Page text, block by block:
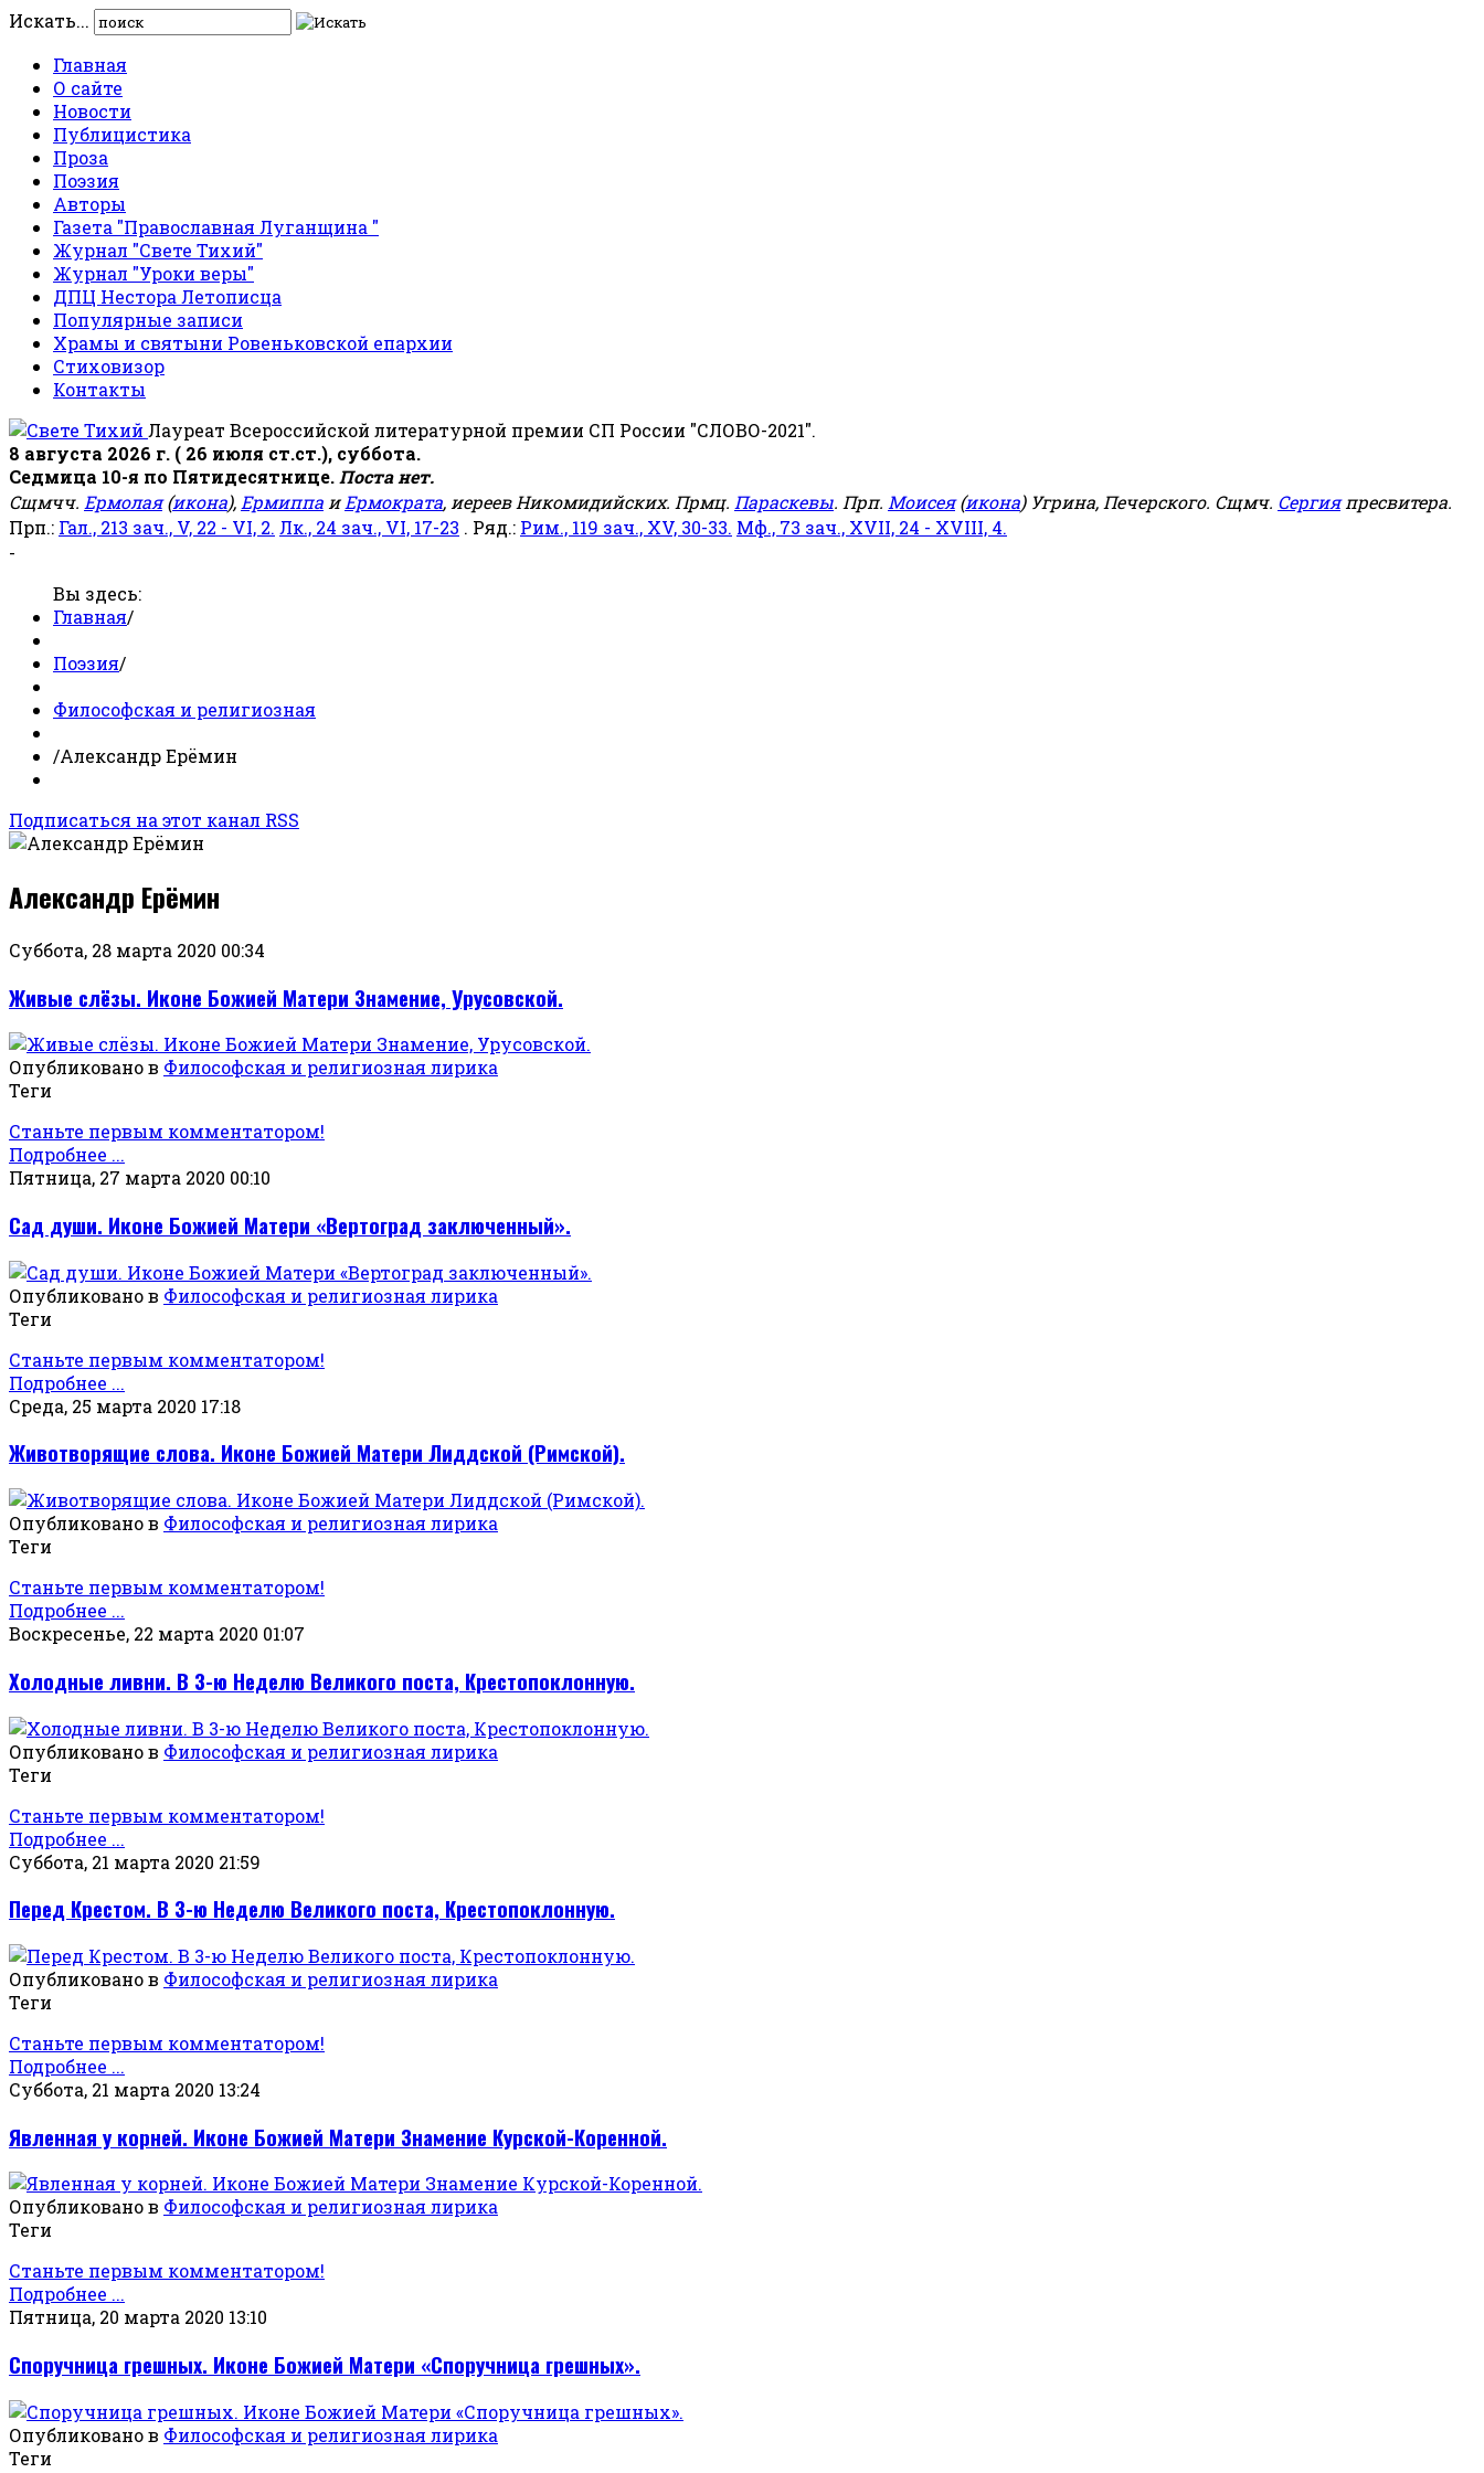
Искать...
Главная
О сайте
Новости
Публицистика
Проза
Поэзия
Авторы
Газета "Православная Луганщина "
Журнал "Свете Тихий"
Журнал "Уроки веры"
ДПЦ Нестора Летописца
Популярные записи
Храмы и святыни Ровеньковской епархии
Стиховизор
Контакты
Лауреат Всероссийской литературной премии СП России "СЛОВО-2021".
8 августа 2026 г. ( 26 июля ст.ст.), суббота.
Седмица 10-я по Пятидесятнице. Поста нет.
Сщмчч. Ермолая(икона), Ермиппа иЕрмократа, иереев Никомидийских. Прмц. Параскевы. Прп. Моисея(икона) Угрина, Печерского. Сщмч. Сергияпресвитера.
Прп.: Гал., 213 зач., V, 22 - VI, 2. Лк., 24 зач., VI, 17-23 . Ряд.: Рим., 119 зач., XV, 30-33. Мф., 73 зач., XVII, 24 - XVIII, 4.
-
Вы здесь:
Главная/
Поэзия/
Философская и религиозная
/Александр Ерёмин
Подписаться на этот канал RSS
Александр Ерёмин
Суббота, 28 марта 2020 00:34
Живые слёзы. Иконе Божией Матери Знамение, Урусовской.
Опубликовано в Философская и религиозная лирика
Теги
Станьте первым комментатором!
Подробнее ...
Пятница, 27 марта 2020 00:10
Сад души. Иконе Божией Матери «Вертоград заключенный».
Опубликовано в Философская и религиозная лирика
Теги
Станьте первым комментатором!
Подробнее ...
Среда, 25 марта 2020 17:18
Животворящие слова. Иконе Божией Матери Лиддской (Римской).
Опубликовано в Философская и религиозная лирика
Теги
Станьте первым комментатором!
Подробнее ...
Воскресенье, 22 марта 2020 01:07
Холодные ливни. В 3-ю Неделю Великого поста, Крестопоклонную.
Опубликовано в Философская и религиозная лирика
Теги
Станьте первым комментатором!
Подробнее ...
Суббота, 21 марта 2020 21:59
Перед Крестом. В 3-ю Неделю Великого поста, Крестопоклонную.
Опубликовано в Философская и религиозная лирика
Теги
Станьте первым комментатором!
Подробнее ...
Суббота, 21 марта 2020 13:24
Явленная у корней. Иконе Божией Матери Знамение Курской-Коренной.
Опубликовано в Философская и религиозная лирика
Теги
Станьте первым комментатором!
Подробнее ...
Пятница, 20 марта 2020 13:10
Споручница грешных. Иконе Божией Матери «Споручница грешных».
Опубликовано в Философская и религиозная лирика
Теги